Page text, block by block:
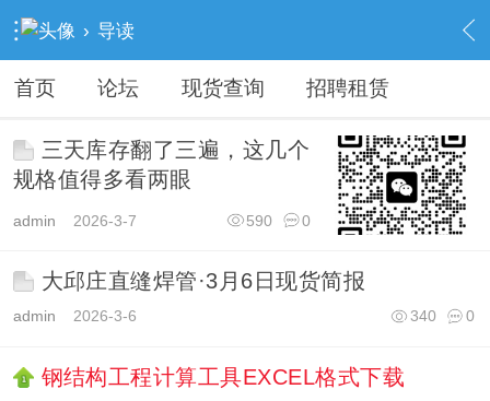
› 导读
首页 论坛 现货查询 招聘租赁
三天库存翻了三遍，这几个
规格值得多看两眼
admin 2026-3-7 0
590
大邱庄直缝焊管·3月6日现货简报
admin 2026-3-6 0
340
钢结构工程计算工具EXCEL格式下载